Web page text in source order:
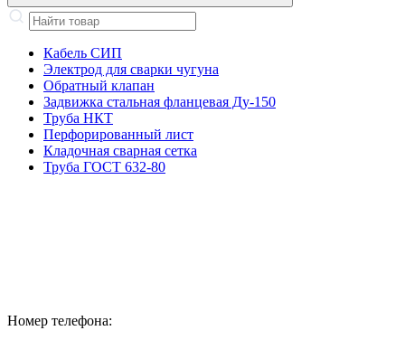
Кабель СИП
Электрод для сварки чугуна
Обратный клапан
Задвижка стальная фланцевая Ду-150
Труба НКТ
Перфорированный лист
Кладочная сварная сетка
Труба ГОСТ 632-80
Номер телефона: